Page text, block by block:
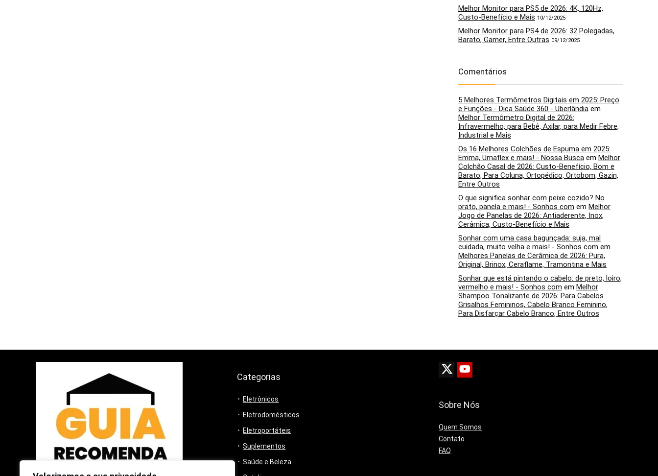
Melhor Monitor para PS5 de 2026: 4K, 120Hz,
Custo-Benefício e Mais 10/12/2025
Melhor Monitor para PS4 de 2026: 32 Polegadas,
Barato, Gamer, Entre Outras 09/12/2025
Comentários
5 Melhores Termômetros Digitais em 2025: Preço
e Funções - Dica Saúde 360 - Uberlândia em
Melhor Termômetro Digital de 2026:
Infravermelho, para Bebê, Axilar, para Medir Febre,
Industrial e Mais
Os 16 Melhores Colchões de Espuma em 2025:
Emma, Umaflex e mais! - Nossa Busca em Melhor
Colchão Casal de 2026: Custo-Benefício, Bom e
Barato, Para Coluna, Ortopédico, Ortobom, Gazin,
Entre Outros
O que significa sonhar com peixe cozido? No
prato, panela e mais! - Sonhos com em Melhor
Jogo de Panelas de 2026: Antiaderente, Inox,
Cerâmica, Custo-Benefício e Mais
Sonhar com uma casa bagunçada: suja, mal
cuidada, muito velha e mais! - Sonhos com em
Melhores Panelas de Cerâmica de 2026: Pura,
Original, Brinox, Ceraflame, Tramontina e Mais
Sonhar que está pintando o cabelo: de preto, loiro,
vermelho e mais! - Sonhos com em Melhor
Shampoo Tonalizante de 2026: Para Cabelos
Grisalhos Femininos, Cabelo Branco Feminino,
Para Disfarçar Cabelo Branco, Entre Outros
Categorias
Eletrônicos
Eletrodomésticos
Eletroportáteis
Suplementos
Saúde e Beleza
Sobre Nós
Quem Somos
Contato
FAQ